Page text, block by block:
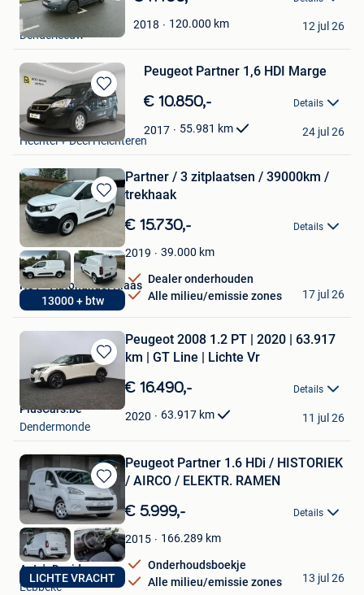
in
Mijn
Favorieten
2018 120.000 km
Simon De Smet
Denderleeuw
12 jul 26
Bewaren
in
Mijn
Favorieten
Peugeot Partner 1,6 HDI Marge
€ 10.850,- Details
2017 55.981 km
Auto's R. Beyen
Hechtel + Deel Helchteren
24 jul 26
Bewaren
in
Mijn
Favorieten
13000 + btw
Partner / 3 zitplaatsen / 39000km /
trekhaak
€ 15.730,- Details
2019 39.000 km
Dealer onderhouden
Alle milieu/emissie zones
KCT - Autohandel Klaas
Wielsbeke
17 jul 26
Bewaren
in
Mijn
Favorieten
Peugeot 2008 1.2 PT | 2020 | 63.917
km | GT Line | Lichte Vr
€ 16.490,- Details
2020 63.917 km
PlusCars.be
Dendermonde
11 jul 26
Bewaren
in
Mijn
Favorieten
LICHTE VRACHT
Peugeot Partner 1.6 HDi / HISTORIEK
/ AIRCO / ELEKTR. RAMEN
€ 5.999,- Details
2015 166.289 km
Onderhoudsboekje
Alle milieu/emissie zones
Auto's David
Lebbeke
13 jul 26